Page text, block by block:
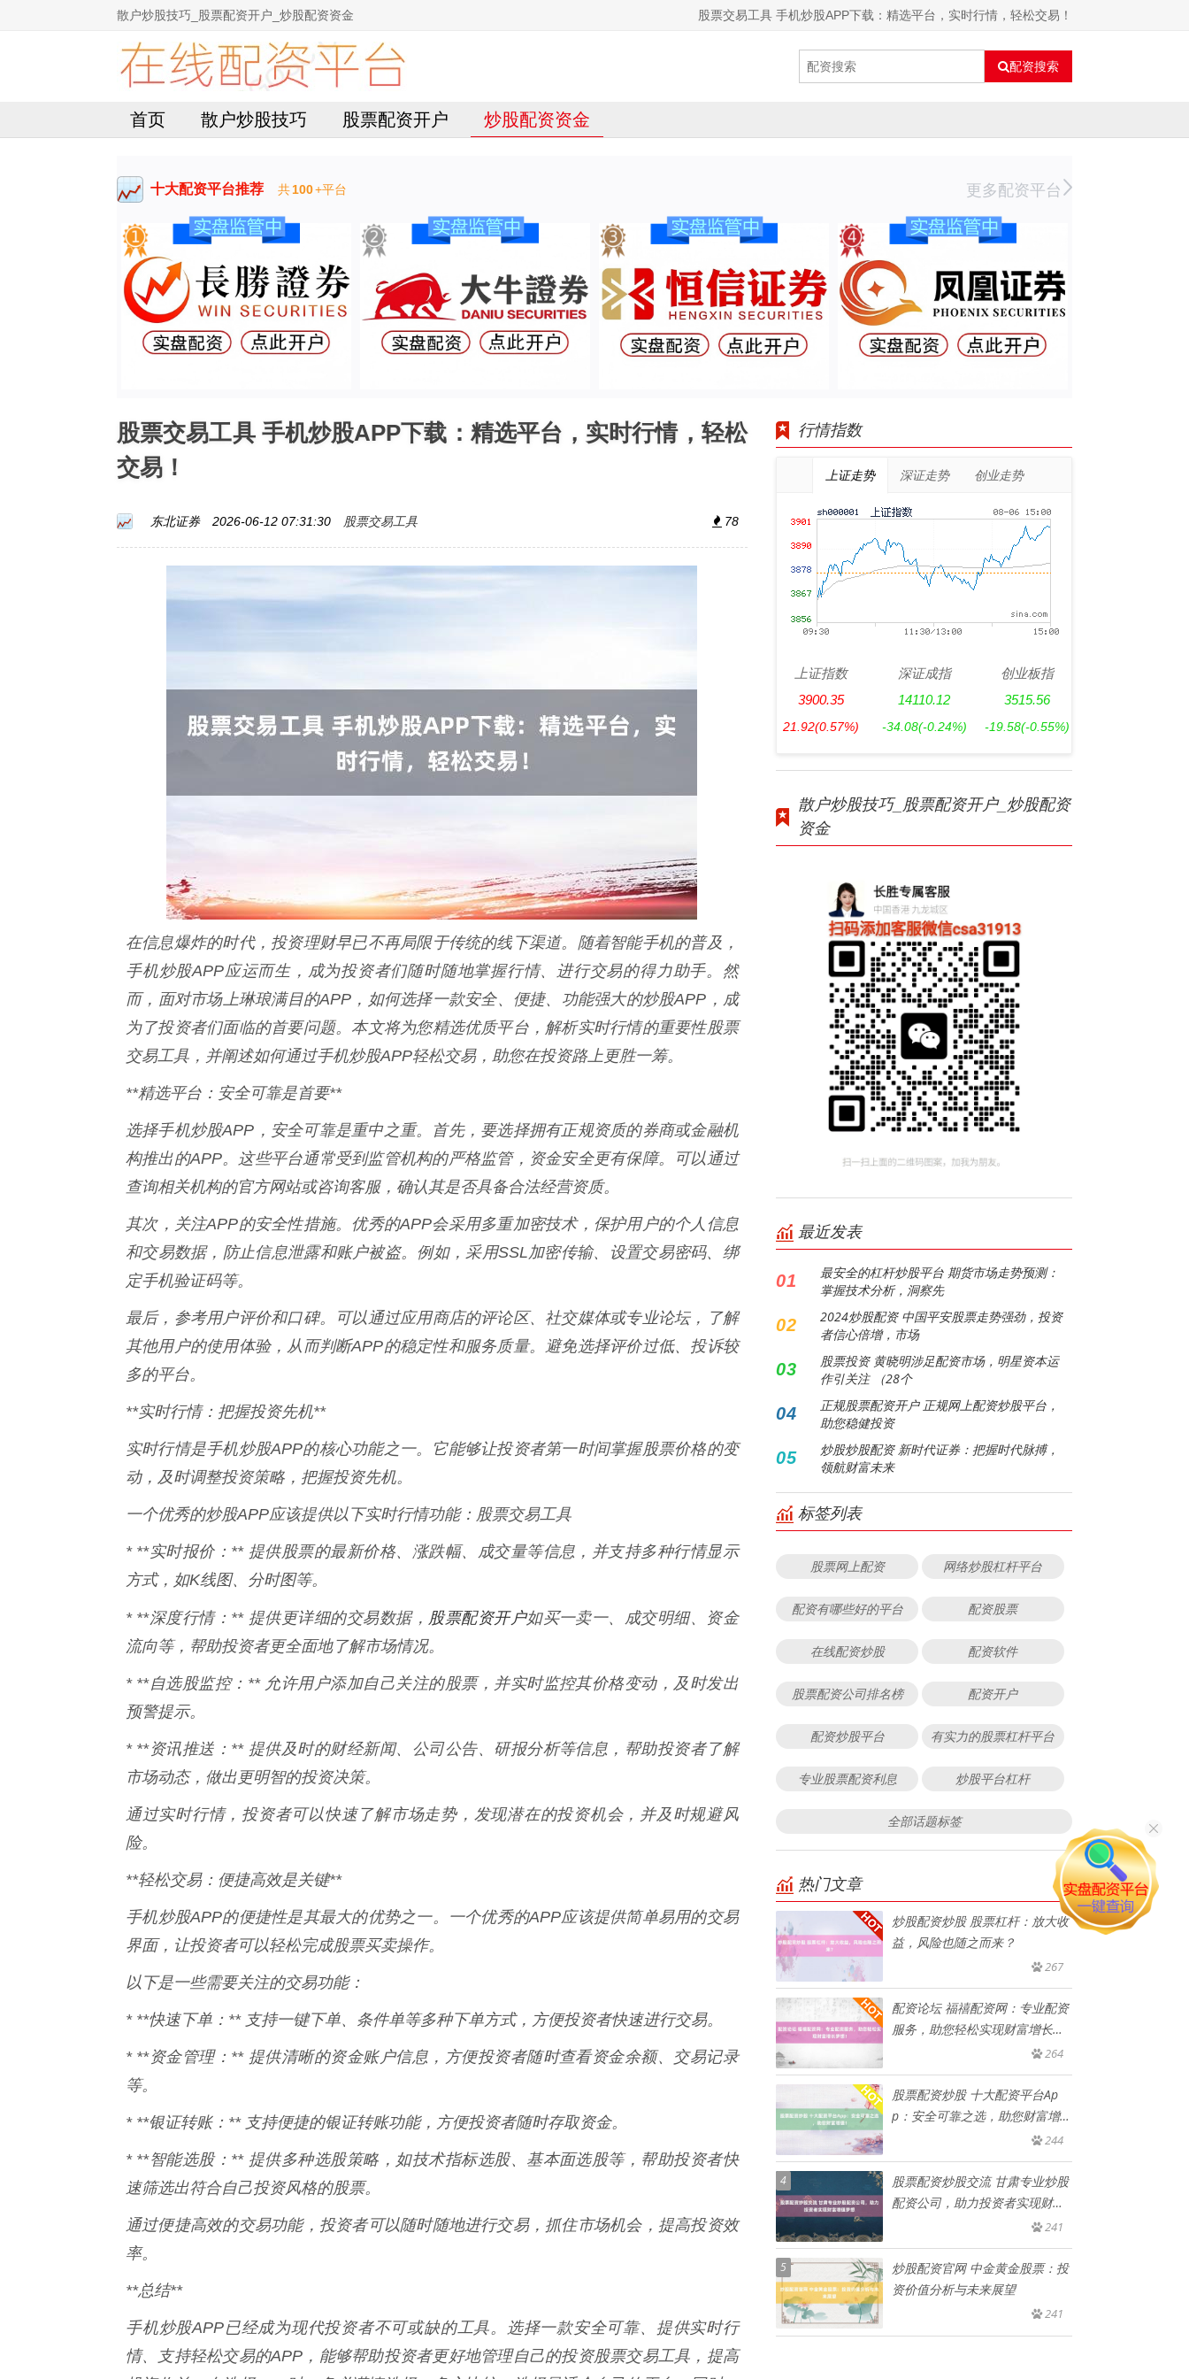
散户炒股技巧_股票配资开户_炒股配资资金 股票交易工具 手机炒股APP下载：精选平台，实时行情，轻松交易！
配资搜索
首页 散户炒股技巧 股票配资开户 炒股配资资金
十大配资平台推荐 共100+平台 更多配资平台
股票交易工具 手机炒股APP下载：精选平台，实时行情，轻松
交易！
东北证券 2026-06-12 07:31:30 股票交易工具 78
在信息爆炸的时代，投资理财早已不再局限于传统的线下渠道。随着智能手机的普及，
手机炒股APP应运而生，成为投资者们随时随地掌握行情、进行交易的得力助手。然
而，面对市场上琳琅满目的APP，如何选择一款安全、便捷、功能强大的炒股APP，成
为了投资者们面临的首要问题。本文将为您精选优质平台，解析实时行情的重要性股票
交易工具，并阐述如何通过手机炒股APP轻松交易，助您在投资路上更胜一筹。
**精选平台：安全可靠是首要**
选择手机炒股APP，安全可靠是重中之重。首先，要选择拥有正规资质的券商或金融机
构推出的APP。这些平台通常受到监管机构的严格监管，资金安全更有保障。可以通过
查询相关机构的官方网站或咨询客服，确认其是否具备合法经营资质。
其次，关注APP的安全性措施。优秀的APP会采用多重加密技术，保护用户的个人信息
和交易数据，防止信息泄露和账户被盗。例如，采用SSL加密传输、设置交易密码、绑
定手机验证码等。
最后，参考用户评价和口碑。可以通过应用商店的评论区、社交媒体或专业论坛，了解
其他用户的使用体验，从而判断APP的稳定性和服务质量。避免选择评价过低、投诉较
多的平台。
**实时行情：把握投资先机**
实时行情是手机炒股APP的核心功能之一。它能够让投资者第一时间掌握股票价格的变
动，及时调整投资策略，把握投资先机。
一个优秀的炒股APP应该提供以下实时行情功能：股票交易工具
* **实时报价：** 提供股票的最新价格、涨跌幅、成交量等信息，并支持多种行情显示
方式，如K线图、分时图等。
* **深度行情：** 提供更详细的交易数据， 股票配资开户如买一卖一、成交明细、资金
流向等，帮助投资者更全面地了解市场情况。
* **自选股监控：** 允许用户添加自己关注的股票，并实时监控其价格变动，及时发出
预警提示。
* **资讯推送：** 提供及时的财经新闻、公司公告、研报分析等信息，帮助投资者了解
市场动态，做出更明智的投资决策。
通过实时行情，投资者可以快速了解市场走势，发现潜在的投资机会，并及时规避风
险。
**轻松交易：便捷高效是关键**
手机炒股APP的便捷性是其最大的优势之一。一个优秀的APP应该提供简单易用的交易
界面，让投资者可以轻松完成股票买卖操作。
以下是一些需要关注的交易功能：
* **快速下单：** 支持一键下单、条件单等多种下单方式，方便投资者快速进行交易。
* **资金管理：** 提供清晰的资金账户信息，方便投资者随时查看资金余额、交易记录
等。
* **银证转账：** 支持便捷的银证转账功能，方便投资者随时存取资金。
* **智能选股：** 提供多种选股策略，如技术指标选股、基本面选股等，帮助投资者快
速筛选出符合自己投资风格的股票。
通过便捷高效的交易功能，投资者可以随时随地进行交易，抓住市场机会，提高投资效
率。
**总结**
手机炒股APP已经成为现代投资者不可或缺的工具。选择一款安全可靠、提供实时行
情、支持轻松交易的APP，能够帮助投资者更好地管理自己的投资股票交易工具，提高
行情指数
上证走势 深证走势 创业走势
上证指数
3900.35
21.92(0.57%)
深证成指
14110.12
-34.08(-0.24%)
创业板指
3515.56
-19.58(-0.55%)
散户炒股技巧_股票配资开户_炒股配资
资金
最近发表
01
最安全的杠杆炒股平台 期货市场走势预测：
掌握技术分析，洞察先
02
2024炒股配资 中国平安股票走势强劲，投资
者信心倍增，市场
03
股票投资 黄晓明涉足配资市场，明星资本运
作引关注 （28个
04
正规股票配资开户 正规网上配资炒股平台，
助您稳健投资
05
炒股炒股配资 新时代证券：把握时代脉搏，
领航财富未来
标签列表
股票网上配资 网络炒股杠杆平台
配资有哪些好的平台 配资股票
在线配资炒股 配资软件
股票配资公司排名榜 配资开户
配资炒股平台 有实力的股票杠杆平台
专业股票配资利息 炒股平台杠杆
全部话题标签
热门文章
炒股配资炒股 股票杠杆：放大收
益，风险也随之而来？
267
配资论坛 福禧配资网：专业配资
服务，助您轻松实现财富增长梦
264
股票配资炒股 十大配资平台Ap
p：安全可靠之选，助您财富增
244
4
股票配资炒股交流 甘肃专业炒股
配资公司，助力投资者实现财富
241
5
炒股配资官网 中金黄金股票：投
资价值分析与未来展望
241